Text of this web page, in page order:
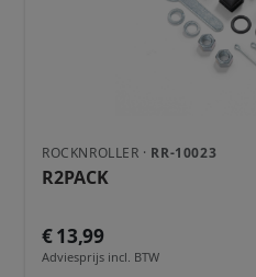
ROCKNROLLER · RR-10023
R2PACK
€ 13,99
Adviesprijs incl. BTW